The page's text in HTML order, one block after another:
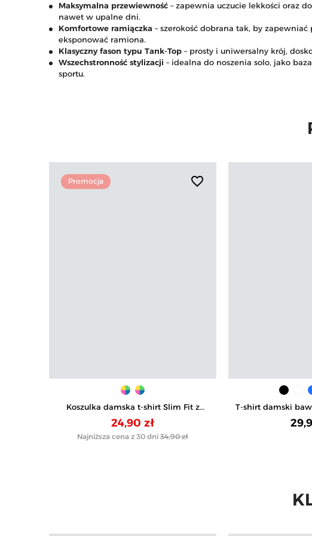
Maksymalna przewiewność – zapewnia uczucie lekkości oraz
nawet w upalne dni.
Komfortowe ramiączka – szerokość dobrana tak, by
eksponować ramiona.
Klasyczny fason typu Tank-Top – prosty i uniwersalny krój,
Wszechstronność stylizacji – idealna do noszenia solo, jako
sportu.
Promocja favorite_border
Koszulka damska t-shirt Slim Fit z
napisami
24,90 zł
Najniższa cena z 30 dni 34,90 zł
T-shirt damski